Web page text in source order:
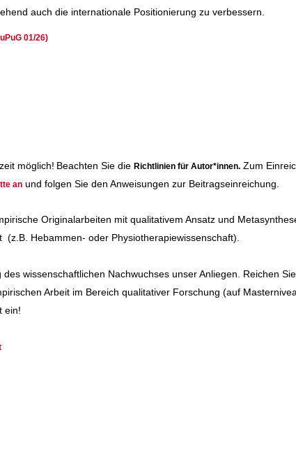
auch die internationale Positionierung zu verbessern.
01/26)
möglich! Beachten Sie die Richtlinien für Autor*innen. Zum
an und folgen Sie den Anweisungen zur Beitragseinreichung.
Originalarbeiten mit qualitativem Ansatz und
(z.B. Hebammen- oder Physiotherapiewissenschaft).
wissenschaftlichen Nachwuchses unser Anliegen. Reichen
Arbeit im Bereich qualitativer Forschung (auf
ein!